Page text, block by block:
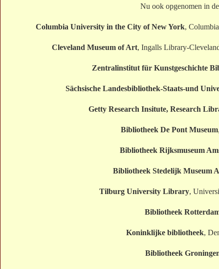
Nu ook opgenomen in
Columbia University in the City of New York,
Cleveland Museum of Art, Ingalls Library-
Zentralinstitut für Kunstgeschichte
Sächsische Landesbibliothek-Staats-und
Getty Research Insitute, Research
Bibliotheek De Pont Museum
Bibliotheek Rijksmuseum
Bibliotheek Stedelijk Museum
Tilburg University Library,
Bibliotheek
Koninklijke bibliotheek,
Bibliotheek